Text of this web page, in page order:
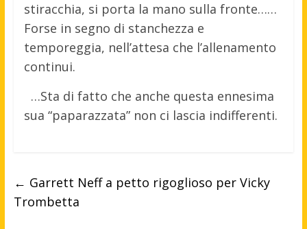
stiracchia, si porta la mano sulla fronte……
Forse in segno di stanchezza e
temporeggia, nell’attesa che l’allenamento
continui.
…Sta di fatto che anche questa ennesima
sua “paparazzata” non ci lascia indifferenti.
← Garrett Neff a petto rigoglioso per Vicky
Trombetta